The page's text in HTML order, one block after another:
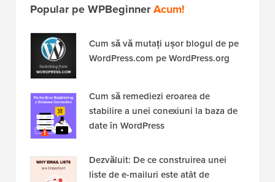
Popular pe WPBeginnerAcum!
Cum să vă mutați ușor blogul de pe
WordPress.com pe WordPress.org
Cum să remediezi eroarea de
stabilire a unei conexiuni la baza de
date în WordPress
Dezvăluit: De ce construirea unei
liste de e-mailuri este atât de